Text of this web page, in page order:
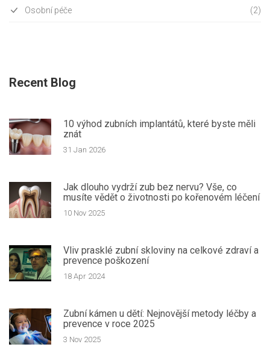
Osobní péče (2)
Recent Blog
10 výhod zubních implantátů, které byste měli
znát
31 Jan 2026
Jak dlouho vydrží zub bez nervu? Vše, co
musíte vědět o životnosti po kořenovém léčení
10 Nov 2025
Vliv prasklé zubní skloviny na celkové zdraví a
prevence poškození
18 Apr 2024
Zubní kámen u dětí: Nejnovější metody léčby a
prevence v roce 2025
3 Nov 2025